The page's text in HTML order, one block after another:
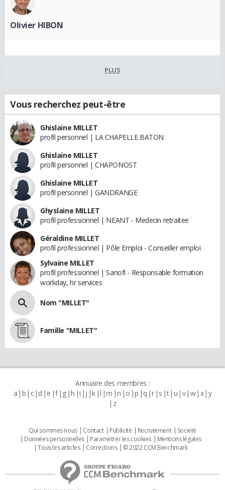
Olivier HIBON
PLUS
Vous recherchez peut-être
Ghislaine MILLET
profil personnel | LA CHAPELLE BATON
Ghislaine MILLET
profil personnel | CHAPONOST
Ghislaine MILLET
profil personnel | GANDRANGE
Ghyslaine MILLET
profil professionnel | NEANT - Medecin retraitee
Géraldine MILLET
profil professionnel | Pôle Emploi - Conseiller emploi
Sylvaine MILLET
profil professionnel | Sanofi - Responsable formation
workday, hr services
Nom "MILLET"
Famille "MILLET"
Annuaire des membres :
a b c d e f g h i j k l m n o p q r s t u v w x y
z
Qui sommes nous Contact Publicité Recrutement
Societé
Données personnelles
Paramétrer les cookies
Mentions légales
Tous les articles
Corrections © 2022 CCM Benchmark